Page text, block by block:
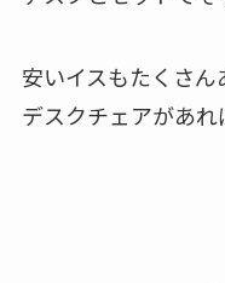
安いイスもたくさ
デスクチェアがあれ